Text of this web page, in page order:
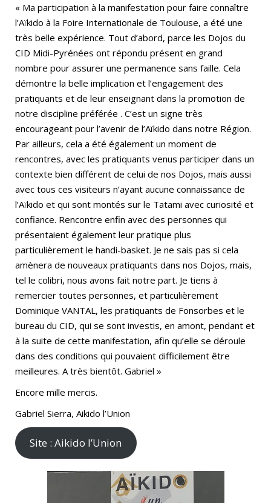
« Ma participation à la manifestation pour faire connaître
l’Aïkido à la Foire Internationale de Toulouse, a été une
très belle expérience. Tout d’abord, parce les Dojos du
CID Midi-Pyrénées ont répondu présent en grand
nombre pour assurer une permanence sans faille. Cela
démontre la belle implication et l’engagement des
pratiquants et de leur enseignant dans la promotion de
notre discipline préférée . C’est un signe très
encourageant pour l’avenir de l’Aïkido dans notre Région.
Par ailleurs, cela a été également un moment de
rencontres, avec les pratiquants venus participer dans un
contexte bien différent de celui de nos Dojos, mais aussi
avec tous ces visiteurs n’ayant aucune connaissance de
l’Aïkido et qui sont montés sur le Tatami avec curiosité et
confiance. Rencontre enfin avec des personnes qui
présentaient également leur pratique plus
particulièrement le handi-basket. Je ne sais pas si cela
amènera de nouveaux pratiquants dans nos Dojos, mais,
tel le colibri, nous avons fait notre part. Je tiens à
remercier toutes personnes, et particulièrement
Dominique VANTAL, les pratiquants de Fonsorbes et le
bureau du CID, qui se sont investis, en amont, pendant et
à la suite de cette manifestation, afin qu’elle se déroule
dans des conditions qui pouvaient difficilement être
meilleures. A très bientôt. Gabriel »
Encore mille mercis.
Gabriel Sierra, Aikido l’Union
Site : Aikido l’Union